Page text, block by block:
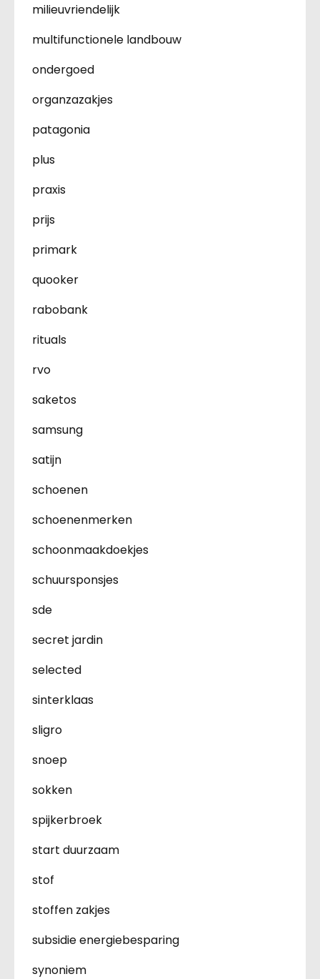
milieuvriendelijk
multifunctionele landbouw
ondergoed
organzazakjes
patagonia
plus
praxis
prijs
primark
quooker
rabobank
rituals
rvo
saketos
samsung
satijn
schoenen
schoenenmerken
schoonmaakdoekjes
schuursponsjes
sde
secret jardin
selected
sinterklaas
sligro
snoep
sokken
spijkerbroek
start duurzaam
stof
stoffen zakjes
subsidie energiebesparing
synoniem